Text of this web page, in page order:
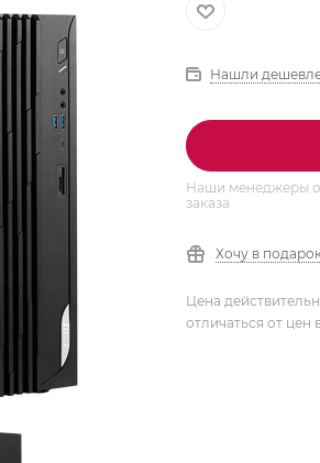
Нашли
Наши менеджеры
заказа
Хочу в
Цена
отличаться от цен